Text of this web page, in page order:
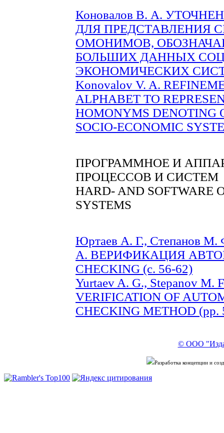
Коновалов В. А.
ДЛЯ ПРЕДСТАВЛЕНИЯ
ОМОНИМОВ,
БОЛЬШИХ ДАННЫХ
ЭКОНОМИЧЕСКИХ
Konovalov V. A.
ALPHABET TO
HOMONYMS DENOTING
SOCIO-ECONOMIC
ПРОГРАММНОЕ И
ПРОЦЕССОВ И СИСТЕМ
HARD- AND SOFTWARE
SYSTEMS
Юртаев А. Г., Степанов
А. ВЕРИФИКАЦИЯ
CHECKING (с. 56-62)
Yurtaev A. G., Stepanov M.
VERIFICATION OF
CHECKING METHOD (pp.
© ООО
Разработка концепции и